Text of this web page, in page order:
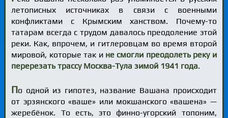
летописных источниках в связи с военными
конфликтами с Крымским ханством. Почему-то
татарам всегда с трудом давалось преодоление этой
реки. Как, впрочем, и гитлеровцам во время второй
мировой, которые так и не смогли преодолеть реку и
перерезать трассу Москва-Тула зимой 1941 года.
По одной из гипотез, название Вашана происходит
от эрзянского «ваше» или мокшанского «вашена» —
жеребёнок. То есть, это финно-угорский топоним,